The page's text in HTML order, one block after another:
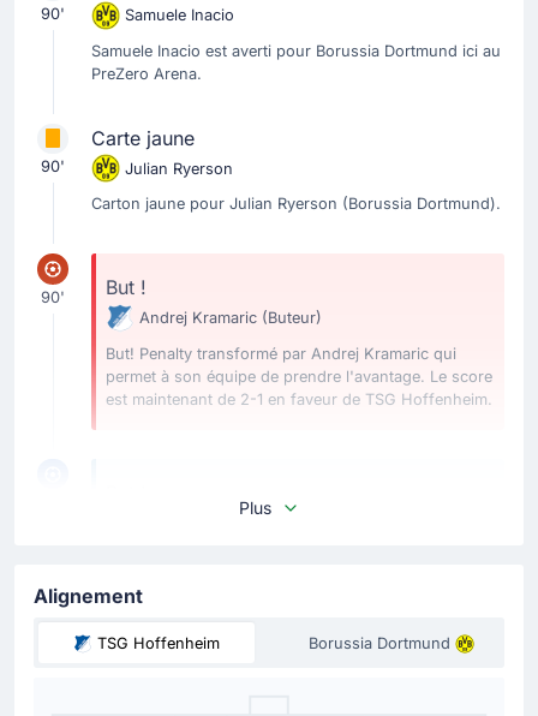
90'
Samuele Inacio
Samuele Inacio est averti pour Borussia Dortmund ici au
PreZero Arena.
90'
Carte jaune
Julian Ryerson
Carton jaune pour Julian Ryerson (Borussia Dortmund).
90' But !
Andrej Kramaric (Buteur)
But! Penalty transformé par Andrej Kramaric qui
permet à son équipe de prendre l'avantage. Le score
est maintenant de 2-1 en faveur de TSG Hoffenheim.
But! Serhou Guirassy égalise pour l'équipe de
au PreZero Arena.
Plus
Alignement
TSG Hoffenheim Borussia Dortmund